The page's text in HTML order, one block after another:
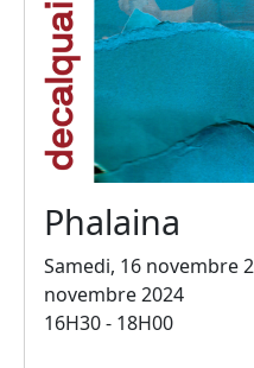
Phalaina
Samedi, 16 novembre
novembre 2024
16H30 - 18H00